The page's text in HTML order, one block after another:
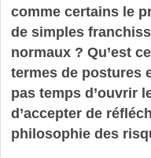
comme certains le
de simples
normaux ? Qu’est
termes de postures
pas temps d’ouvrir
d’accepter de
philosophie des